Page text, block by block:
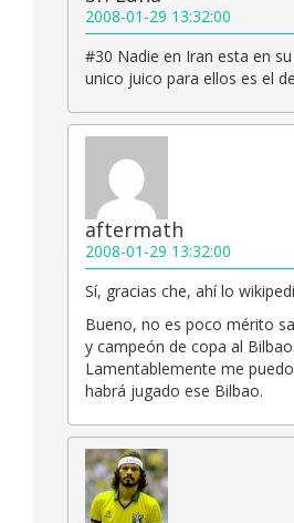
2008-01-29 13:32:00
#30 Nadie en Iran esta en
unico juico para ellos es el
aftermath
2008-01-29 13:32:00
Sí, gracias che, ahí lo
Bueno, no es poco mérito
y campeón de copa al Bilbao.
Lamentablemente me
habrá jugado ese Bilbao.